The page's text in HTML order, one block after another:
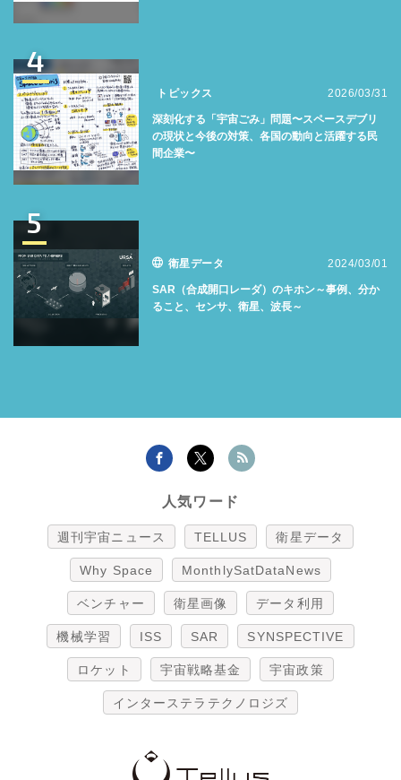
4
トピックス 2026/03/31
深刻化する「宇宙ごみ」問題〜スペースデブリ
の現状と今後の対策、各国の動向と活躍する民
間企業〜
5
衛星データ 2024/03/01
SAR（合成開口レーダ）のキホン～事例、分か
ること、センサ、衛星、波長～
人気ワード
週刊宇宙ニュース TELLUS 衛星データ
Why Space MonthlySatDataNews
ベンチャー 衛星画像 データ利用
機械学習 ISS SAR SYNSPECTIVE
ロケット 宇宙戦略基金 宇宙政策
インターステラテクノロジズ